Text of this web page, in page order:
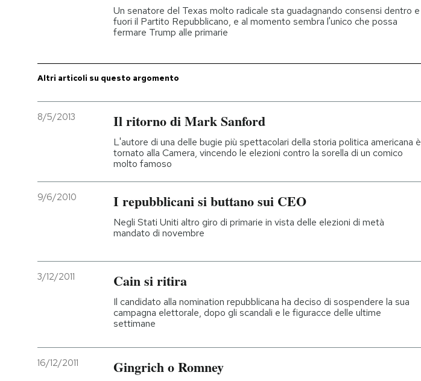
Un senatore del Texas molto radicale sta guadagnando consensi dentro e
fuori il Partito Repubblicano, e al momento sembra l'unico che possa
fermare Trump alle primarie
Altri articoli su questo argomento
8/5/2013 Il ritorno di Mark Sanford
L'autore di una delle bugie più spettacolari della storia politica americana è
tornato alla Camera, vincendo le elezioni contro la sorella di un comico
molto famoso
9/6/2010 I repubblicani si buttano sui CEO
Negli Stati Uniti altro giro di primarie in vista delle elezioni di metà
mandato di novembre
3/12/2011 Cain si ritira
Il candidato alla nomination repubblicana ha deciso di sospendere la sua
campagna elettorale, dopo gli scandali e le figuracce delle ultime
settimane
16/12/2011 Gingrich o Romney